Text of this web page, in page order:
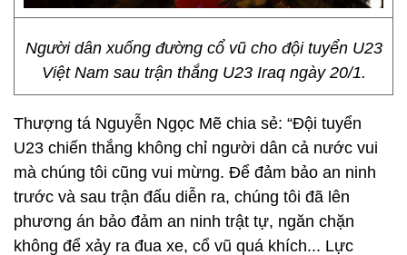
Người dân xuống đường cổ vũ cho đội tuyển U23
Việt Nam sau trận thắng U23 Iraq ngày 20/1.
Thượng tá Nguyễn Ngọc Mẽ chia sẻ: “Đội tuyển
U23 chiến thắng không chỉ người dân cả nước vui
mà chúng tôi cũng vui mừng. Để đảm bảo an ninh
trước và sau trận đấu diễn ra, chúng tôi đã lên
phương án bảo đảm an ninh trật tự, ngăn chặn
không để xảy ra đua xe, cổ vũ quá khích... Lực